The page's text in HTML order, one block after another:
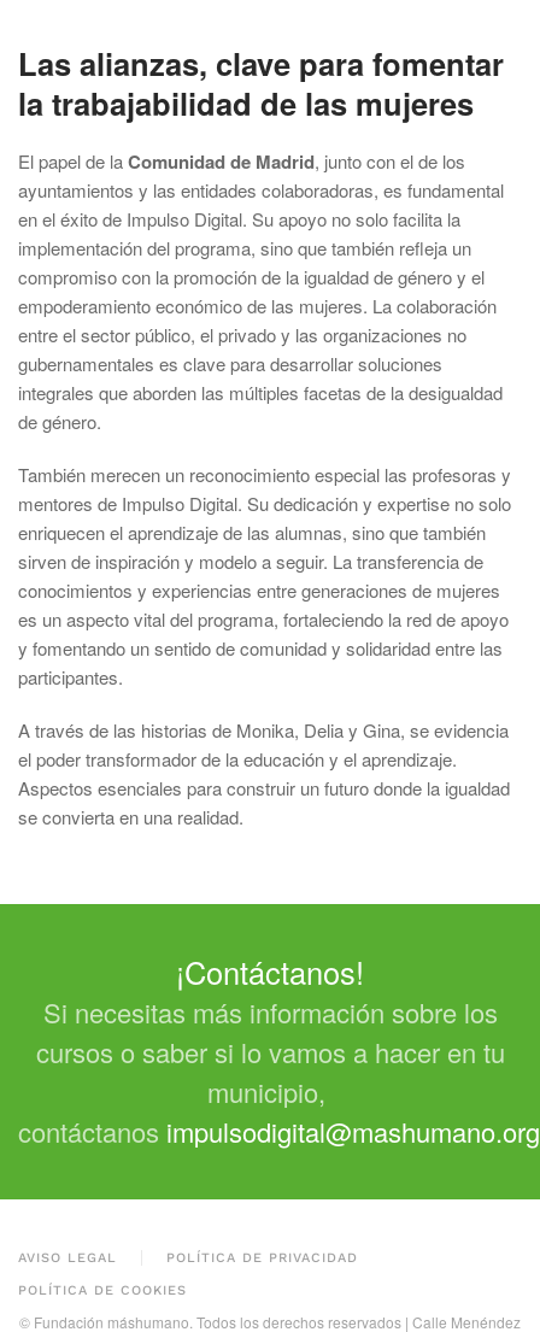
Las alianzas, clave para fomentar
la trabajabilidad de las mujeres
El papel de laComunidad de Madrid, junto con el de los
ayuntamientos y las entidades colaboradoras, es fundamental
en el éxito de Impulso Digital. Su apoyo no solo facilita la
implementación del programa, sino que también refleja un
compromiso con la promoción de la igualdad de género y el
empoderamiento económico de las mujeres. La colaboración
entre el sector público, el privado y las organizaciones no
gubernamentales es clave para desarrollar soluciones
integrales que aborden las múltiples facetas de la desigualdad
de género.
También merecen un reconocimiento especial las profesoras y
mentores de Impulso Digital. Su dedicación y expertise no solo
enriquecen el aprendizaje de las alumnas, sino que también
sirven de inspiración y modelo a seguir. La transferencia de
conocimientos y experiencias entre generaciones de mujeres
es un aspecto vital del programa, fortaleciendo la red de apoyo
y fomentando un sentido de comunidad y solidaridad entre las
participantes.
A través de las historias de Monika, Delia y Gina, se evidencia
el poder transformador de la educación y el aprendizaje.
Aspectos esenciales para construir un futuro donde la igualdad
se convierta en una realidad.
¡Contáctanos!
Si necesitas más información sobre los
cursos o saber si lo vamos a hacer en tu
municipio,
contáctanos impulsodigital@mashumano.org
AVISO LEGAL POLÍTICA DE PRIVACIDAD
POLÍTICA DE COOKIES
© Fundación máshumano. Todos los derechos reservados | Calle Menéndez